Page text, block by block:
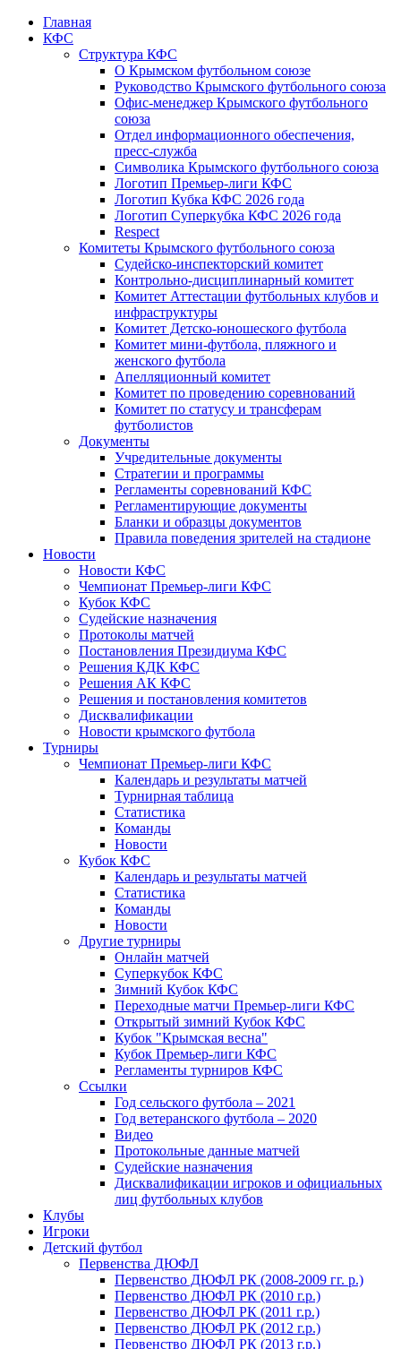
Главная
КФС
Структура КФС
О Крымском футбольном союзе
Руководство Крымского футбольного союза
Офис-менеджер Крымского футбольного
союза
Отдел информационного обеспечения,
пресс-служба
Символика Крымского футбольного союза
Логотип Премьер-лиги КФС
Логотип Кубка КФС 2026 года
Логотип Суперкубка КФС 2026 года
Respect
Комитеты Крымского футбольного союза
Судейско-инспекторский комитет
Контрольно-дисциплинарный комитет
Комитет Аттестации футбольных клубов и
инфраструктуры
Комитет Детско-юношеского футбола
Комитет мини-футбола, пляжного и
женского футбола
Апелляционный комитет
Комитет по проведению соревнований
Комитет по статусу и трансферам
футболистов
Документы
Учредительные документы
Стратегии и программы
Регламенты соревнований КФС
Регламентирующие документы
Бланки и образцы документов
Правила поведения зрителей на стадионе
Новости
Новости КФС
Чемпионат Премьер-лиги КФС
Кубок КФС
Судейские назначения
Протоколы матчей
Постановления Президиума КФС
Решения КДК КФС
Решения АК КФС
Решения и постановления комитетов
Дисквалификации
Новости крымского футбола
Турниры
Чемпионат Премьер-лиги КФС
Календарь и результаты матчей
Турнирная таблица
Статистика
Команды
Новости
Кубок КФС
Календарь и результаты матчей
Статистика
Команды
Новости
Другие турниры
Онлайн матчей
Суперкубок КФС
Зимний Кубок КФС
Переходные матчи Премьер-лиги КФС
Открытый зимний Кубок КФС
Кубок "Крымская весна"
Кубок Премьер-лиги КФС
Регламенты турниров КФС
Ссылки
Год сельского футбола – 2021
Год ветеранского футбола – 2020
Видео
Протокольные данные матчей
Судейские назначения
Дисквалификации игроков и официальных
лиц футбольных клубов
Клубы
Игроки
Детский футбол
Первенства ДЮФЛ
Первенство ДЮФЛ РК (2008-2009 гг. р.)
Первенство ДЮФЛ РК (2010 г.р.)
Первенство ДЮФЛ РК (2011 г.р.)
Первенство ДЮФЛ РК (2012 г.р.)
Первенство ДЮФЛ РК (2013 г.р.)